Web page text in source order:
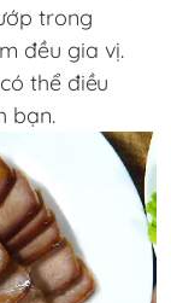
trong
đều gia vị.
thể điều
bạn.